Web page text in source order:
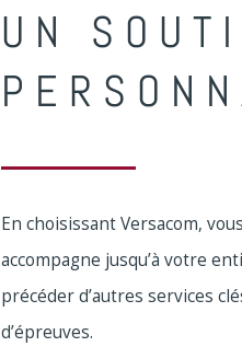
UN
En choisissant Versacom,
accompagne jusqu’à votre
précéder d’autres services
d’épreuves.